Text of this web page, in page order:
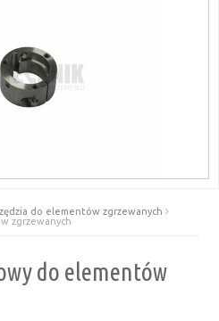
do elementów zgrzewanych
zgrzewanych
do elementów